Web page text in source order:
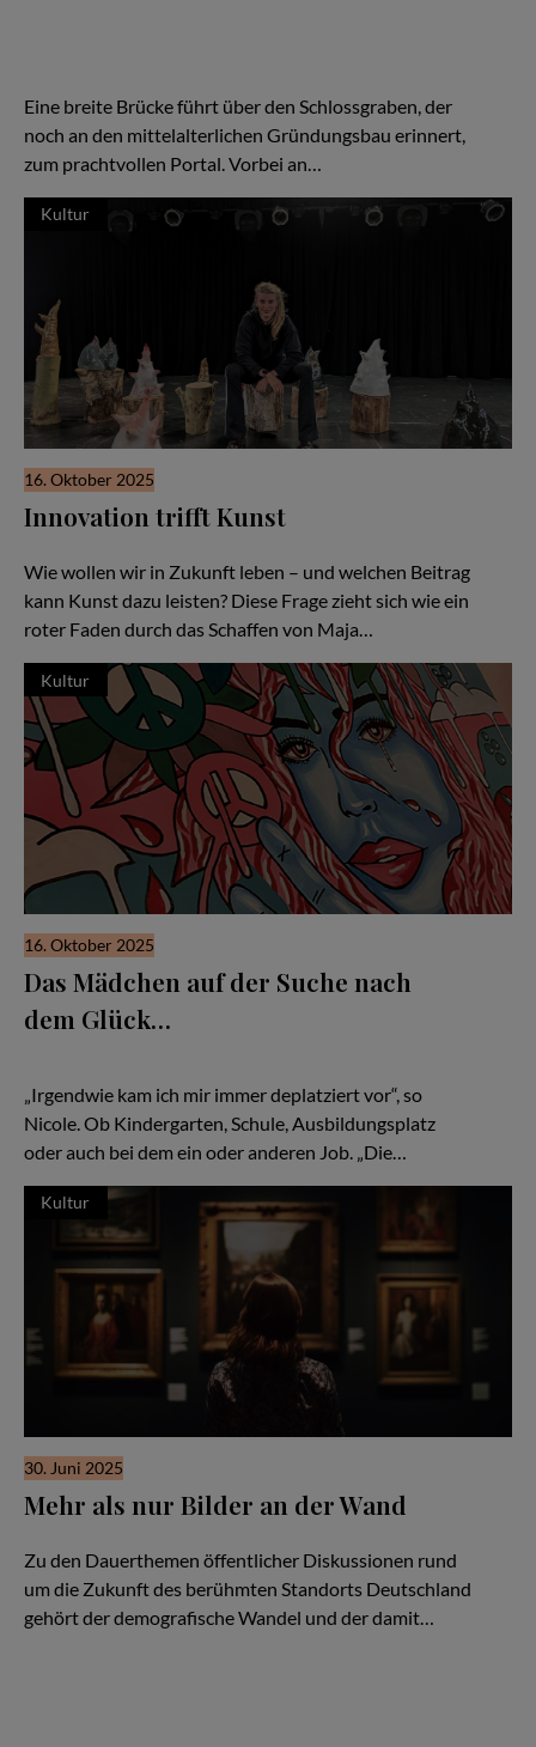
Eine breite Brücke führt über den Schlossgraben, der
noch an den mittelalterlichen Gründungsbau erinnert,
zum prachtvollen Portal. Vorbei an…
Kultur
16. Oktober 2025
Innovation trifft Kunst
Wie wollen wir in Zukunft leben – und welchen Beitrag
kann Kunst dazu leisten? Diese Frage zieht sich wie ein
roter Faden durch das Schaffen von Maja…
Kultur
16. Oktober 2025
Das Mädchen auf der Suche nach
dem Glück…
„Irgendwie kam ich mir immer deplatziert vor“, so
Nicole. Ob Kindergarten, Schule, Ausbildungsplatz
oder auch bei dem ein oder anderen Job. „Die…
Kultur
30. Juni 2025
Mehr als nur Bilder an der Wand
Zu den Dauerthemen öffentlicher Diskussionen rund
um die Zukunft des berühmten Standorts Deutschland
gehört der demografische Wandel und der damit…